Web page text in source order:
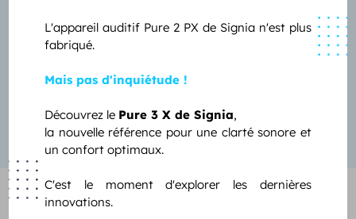
oui
Bouton de contrôle
programmes, volume
IP67
oui
L'appareil auditif Pure 2 PX de Signia n'est plus
fabriqué.
Mais pas d'inquiétude !
Découvrez le Pure 3 X de Signia,
la nouvelle référence pour une clarté sonore et
un confort optimaux.
C'est le moment d'explorer les dernières
innovations.